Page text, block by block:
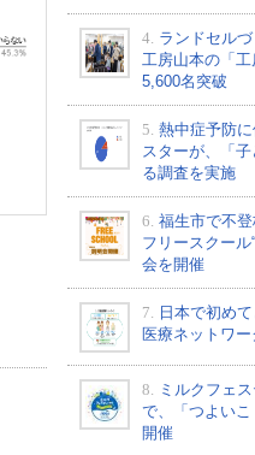
4. ランドセル
工房山本の「
5,600名突破
5. 熱中症予防
スターが、「
る調査を実施
6. 福生市で不
フリースクール
会を開催
7.
日本で初め
医療ネットワ
8.
ミルクフェ
で、「つよい
開催